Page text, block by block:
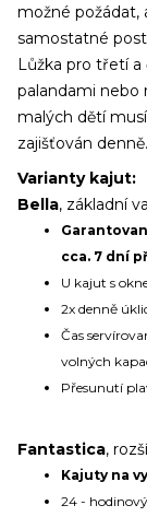
možné požádat,
samostatné
Lůžka pro třetí a
palandami nebo
malých dětí
zajišťován denně.
Varianty kajut:
Bella, základní
cca. 7 dní
U kajut s
2x denně
Čas
volných
Přesunutí
Fantastica,
Kajuty na
24 -